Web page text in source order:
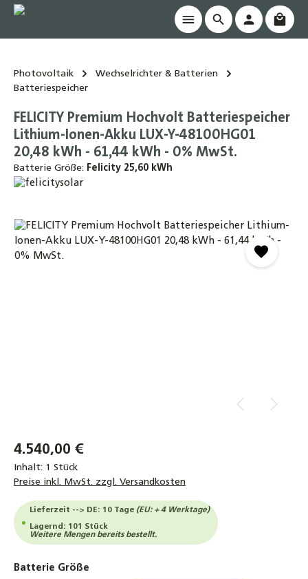
springen
Photovoltaik
Wechselrichter & Batterien
Batteriespeicher
FELICITY Premium Hochvolt Batteriespeicher
Lithium-Ionen-Akku LUX-Y-48100HG01
20,48 kWh - 61,44 kWh - 0% MwSt.
Batterie Größe: Felicity 25,60 kWh
Bildergalerie überspringen
4.540,00 €
Inhalt: 1 Stück
Preise inkl. MwSt. zzgl. Versandkosten
Lieferzeit --> DE: 10 Tage (EU: + 4 Werktage)
Lagernd: 101 Stück
Weitere Mengen bereits bestellt.
Batterie Größe